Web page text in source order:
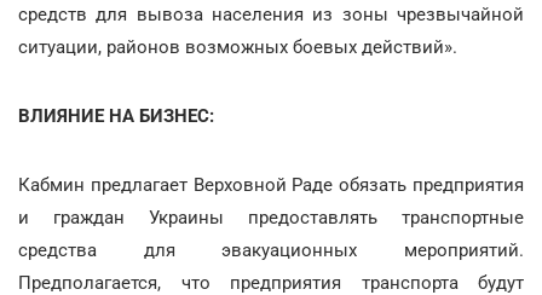
средств для вывоза населения из зоны чрезвычайной
ситуации, районов возможных боевых действий».
ВЛИЯНИЕ НА БИЗНЕС:
Кабмин предлагает Верховной Раде обязать предприятия
и граждан Украины предоставлять транспортные
средства для эвакуационных мероприятий.
Предполагается, что предприятия транспорта будут